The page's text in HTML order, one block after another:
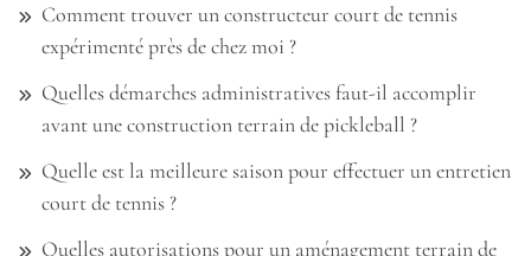
Comment trouver un constructeur court de tennis
expérimenté près de chez moi ?
Quelles démarches administratives faut-il accomplir
avant une construction terrain de pickleball ?
Quelle est la meilleure saison pour effectuer un entretien
court de tennis ?
Quelles autorisations pour un aménagement terrain de